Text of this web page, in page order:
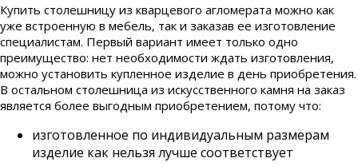
Купить столешницу из кварцевого агломерата можно как
уже встроенную в мебель, так и заказав ее изготовление
специалистам. Первый вариант имеет только одно
преимущество: нет необходимости ждать изготовления,
можно установить купленное изделие в день приобретения.
В остальном столешница из искусственного камня на заказ
является более выгодным приобретением, потому что:
изготовленное по индивидуальным размерам
изделие как нельзя лучше соответствует